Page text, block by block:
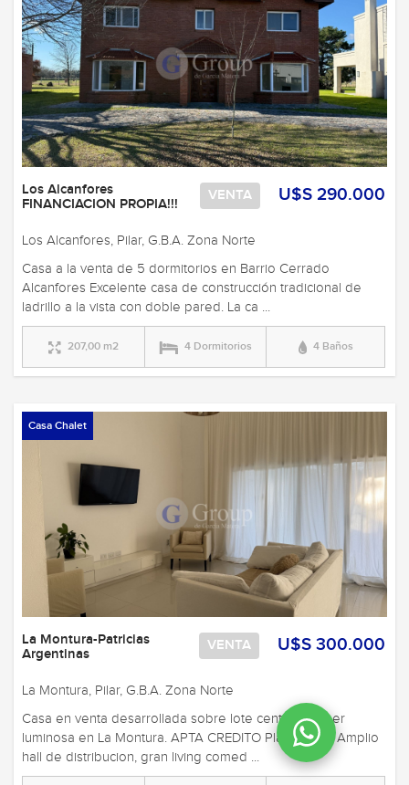
U$S 290.000
VENTA
Los Alcanfores
FINANCIACION PROPIA!!!
Los Alcanfores, Pilar, G.B.A. Zona Norte
Casa a la venta de 5 dormitorios en Barrio Cerrado
Alcanfores Excelente casa de construcción tradicional de
ladrillo a la vista con doble pared. La ca ...
207,00 m2 4 Dormitorios 4 Baños
Casa Chalet
U$S 300.000
VENTA
La Montura-Patricias
Argentinas
La Montura, Pilar, G.B.A. Zona Norte
Casa en venta desarrollada sobre lote central y super
luminosa en La Montura. APTA CREDITO Planta Baja: Amplio
hall de distribucion, gran living comed ...